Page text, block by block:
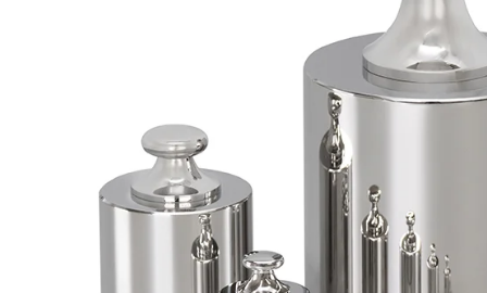
長さ測定器
濃度・環境測定